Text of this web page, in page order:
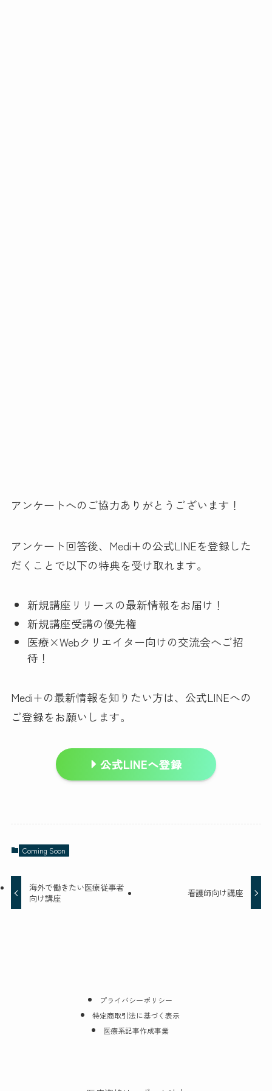
アンケートへのご協力ありがとうございます！
アンケート回答後、Medi+の公式LINEを登録した
だくことで以下の特典を受け取れます。
新規講座リリースの最新情報をお届け！
新規講座受講の優先権
医療×Webクリエイター向けの交流会へご招
待！
Medi+の最新情報を知りたい方は、公式LINEへの
ご登録をお願いします。
公式LINEへ登録
Coming Soon
海外で働きたい医療従事者
向け講座
看護師向け講座
プライバシーポリシー
特定商取引法に基づく表示
医療系記事作成事業